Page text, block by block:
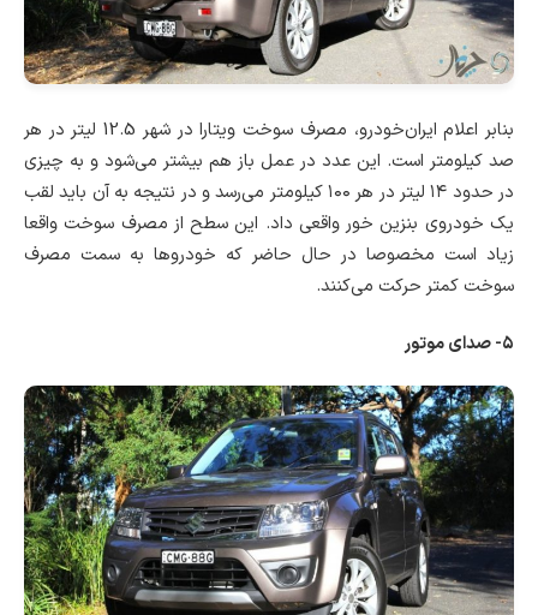
بنابر اعلام ایران‌خودرو، مصرف سوخت ویتارا در شهر 12.5 لیتر در هر
صد کیلومتر است. این عدد در عمل باز هم بیشتر می‌شود و به چیزی
در حدود ۱۴ لیتر در هر ۱۰۰ کیلومتر می‌رسد و در نتیجه به آن باید لقب
یک خودروی بنزین خور واقعی داد. این سطح از مصرف سوخت واقعا
زیاد است مخصوصا در حال حاضر که خودروها به سمت مصرف
سوخت کمتر حرکت می‌کنند.
۵- صدای موتور